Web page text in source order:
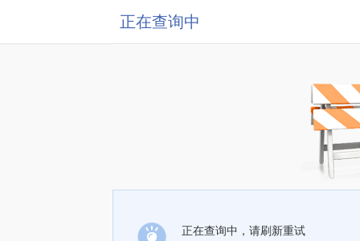
正在查询中
正在查询中，请刷新重试